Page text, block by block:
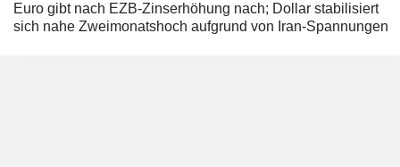
Euro gibt nach EZB-Zinserhöhung nach; Dollar stabilisiert
sich nahe Zweimonatshoch aufgrund von Iran-Spannungen